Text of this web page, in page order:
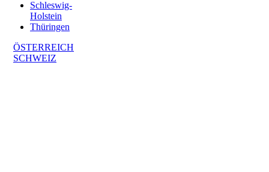
Schleswig-
Holstein
Thüringen
ÖSTERREICH
SCHWEIZ